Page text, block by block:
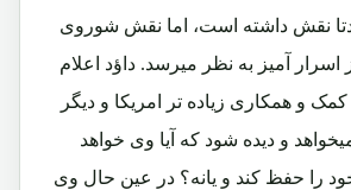
نقش داشته است، اما نقش شوروی
اسرار آمیز به نظر میرسد. داؤد اعلام
و همکاری زیاده تر امریکا و دیگر
و دیده شود که آیا وی خواهد
را حفظ کند و یانه؟ در عین حال وی